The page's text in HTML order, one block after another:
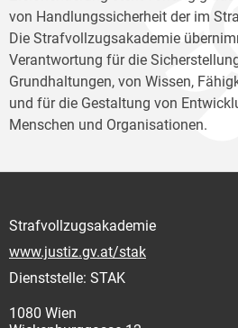
von Handlungssicherheit der im
Die Strafvollzugsakademie
Verantwortung für die
Grundhaltungen, von Wissen,
und für die Gestaltung von
Menschen und Organisationen.
Strafvollzugsakademie
www.justiz.gv.at/stak
Dienststelle: STAK
1080 Wien